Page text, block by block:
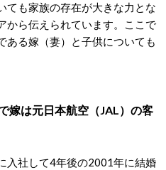
ても家族の存在が大きな力とな
から伝えられています。ここで
ある嫁（妻）と子供についても
嫁は元日本航空（JAL）の客
入社して4年後の2001年に結婚